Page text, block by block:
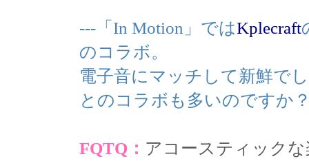
---「In Motion」ではKplecraft
のコラボ。
電子音にマッチして新鮮で
とのコラボも多いのですか
FQTQ： アコースティック